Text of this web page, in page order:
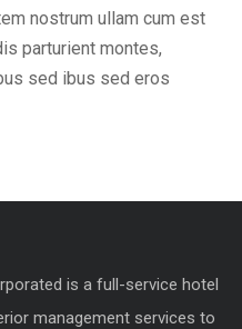
nostrum ullam cum est
parturient montes,
sed ibus sed eros
is a full-service hotel
management services to